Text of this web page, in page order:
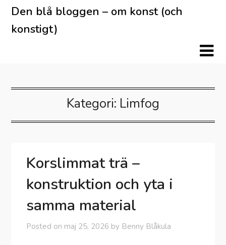
Skip
content
Den blå bloggen – om konst (och
konstigt)
Kategori: Limfog
Korslimmat trä –
konstruktion och yta i
samma material
Posted on maj 25, 2026 by Benny Blåkula